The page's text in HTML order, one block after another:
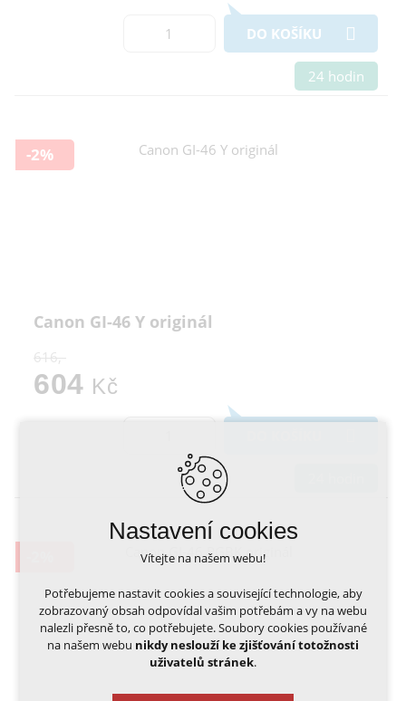
DO KOŠÍKU
24 hodin
-2%
Canon GI-46 Y originál
616,-
604 Kč
Nastavení cookies
Vítejte na našem webu!
Potřebujeme nastavit cookies a související technologie, aby
zobrazovaný obsah odpovídal vašim potřebám a vy na webu
nalezli přesně to, co potřebujete. Soubory cookies používané
na našem webu nikdy neslouží ke zjišťování totožnosti
uživatelů stránek.